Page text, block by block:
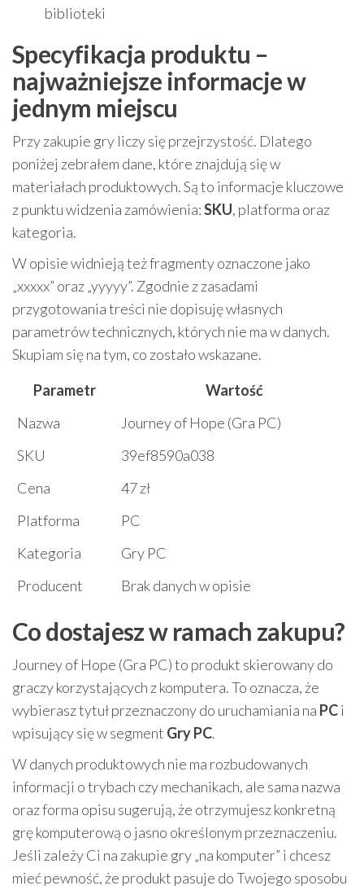
biblioteki
Specyfikacja produktu –
najważniejsze informacje w
jednym miejscu
Przy zakupie gry liczy się przejrzystość. Dlatego
poniżej zebrałem dane, które znajdują się w
materiałach produktowych. Są to informacje kluczowe
z punktu widzenia zamówienia:SKU, platforma oraz
kategoria.
W opisie widnieją też fragmenty oznaczone jako
„xxxxx” oraz „yyyyy”. Zgodnie z zasadami
przygotowania treści nie dopisuję własnych
parametrów technicznych, których nie ma w danych.
Skupiam się na tym, co zostało wskazane.
Parametr
Wartość
Nazwa
Journey of Hope (Gra PC)
SKU
39ef8590a038
Cena
47 zł
Platforma
PC
Kategoria
Gry PC
Producent
Brak danych w opisie
Co dostajesz w ramach zakupu?
Journey of Hope (Gra PC) to produkt skierowany do
graczy korzystających z komputera. To oznacza, że
wybierasz tytuł przeznaczony do uruchamiania na PCi
wpisujący się w segment Gry PC.
W danych produktowych nie ma rozbudowanych
informacji o trybach czy mechanikach, ale sama nazwa
oraz forma opisu sugerują, że otrzymujesz konkretną
grę komputerową o jasno określonym przeznaczeniu.
Jeśli zależy Ci na zakupie gry „na komputer” i chcesz
mieć pewność, że produkt pasuje do Twojego sposobu